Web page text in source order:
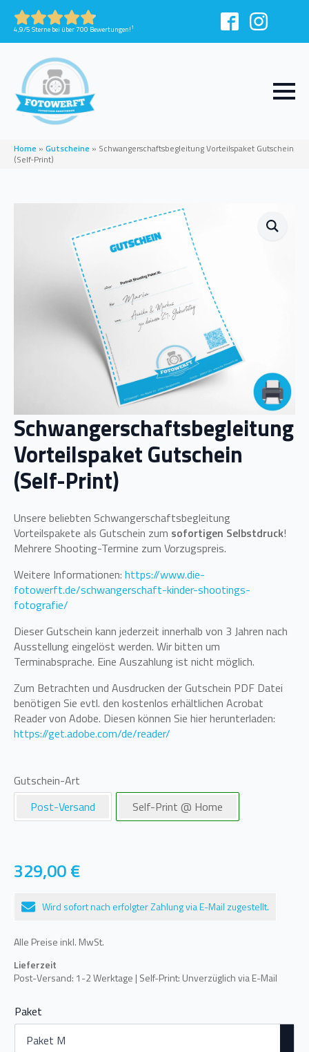
4,9/5 Sterne bei über 700 Bewertungen!1
Home » Gutscheine » Schwangerschaftsbegleitung Vorteilspaket Gutschein
(Self-Print)
Schwangerschaftsbegleitung
Vorteilspaket Gutschein
(Self-Print)
Unsere beliebten Schwangerschaftsbegleitung
Vorteilspakete als Gutschein zum sofortigen Selbstdruck!
Mehrere Shooting-Termine zum Vorzugspreis.
Weitere Informationen: https://www.die-
fotowerft.de/schwangerschaft-kinder-shootings-
fotografie/
Dieser Gutschein kann jederzeit innerhalb von 3 Jahren nach
Ausstellung eingelöst werden. Wir bitten um
Terminabsprache. Eine Auszahlung ist nicht möglich.
Zum Betrachten und Ausdrucken der Gutschein PDF Datei
benötigen Sie evtl. den kostenlos erhältlichen Acrobat
Reader von Adobe. Diesen können Sie hier herunterladen:
https://get.adobe.com/de/reader/
Gutschein-Art
Post-Versand
Self-Print @ Home
329,00€
Wird sofort nach erfolgter Zahlung via E-Mail zugestellt.
Alle Preise inkl. MwSt.
Lieferzeit
Post-Versand: 1-2 Werktage | Self-Print: Unverzüglich via E-Mail
Paket